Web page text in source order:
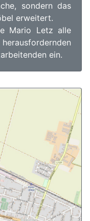
sondern das
erweitert.
Mario Letz alle
ein.